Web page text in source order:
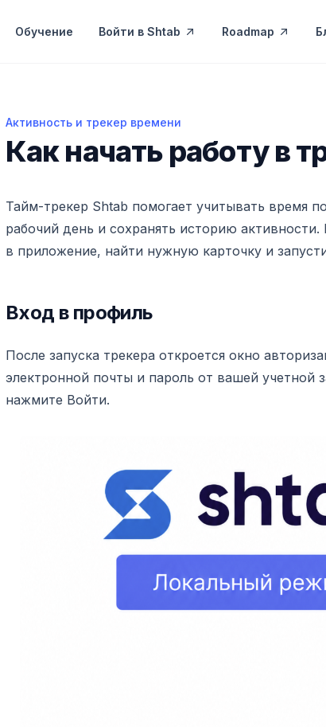
Обучение Войти в Shtab Roadmap
Как начать работу в трекере
Активность и трекер времени
Как начать работу в
Тайм-трекер Shtab помогает учитывать время
рабочий день и сохранять историю
в приложение, найти нужную карточку и
Вход в профиль
После запуска трекера откроется окно
электронной почты и пароль от вашей учетной
нажмите Войти.